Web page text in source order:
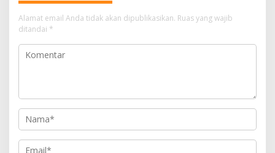
Alamat email Anda tidak akan dipublikasikan. Ruas yang wajib
ditandai *